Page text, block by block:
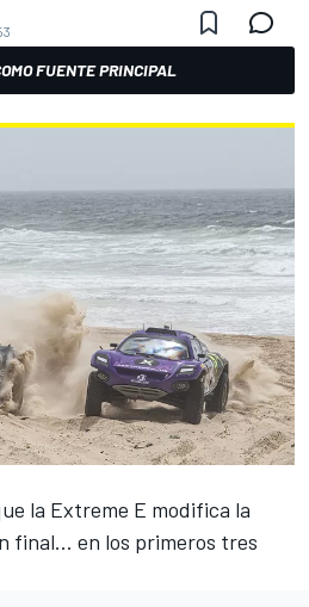
FUENTE PRINCIPAL
la Extreme E modifica la
final... en los primeros tres